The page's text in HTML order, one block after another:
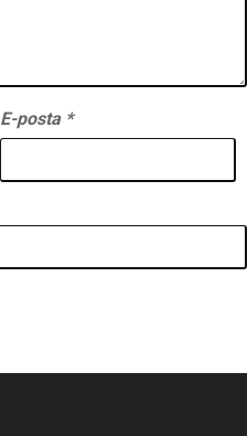
E-posta *